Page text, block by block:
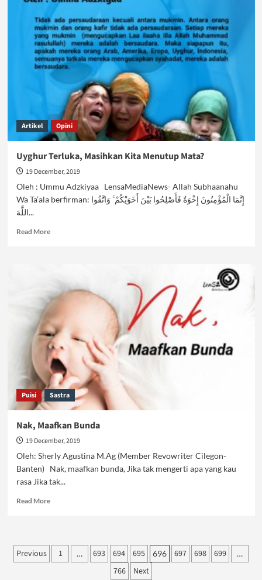
Masih
Menghantui
Negeri
Artikel Opini
Uyghur Terluka, Masihkan Kita Menutup Mata?
19 December, 2019
Oleh : Ummu Adzkiyaa LensaMediaNews- Allah Subhaanahu
Wa Ta’ala berfirman: إِنَّمَا الْمُؤْمِنُونَ إِخْوَةٌ فَأَصْلِحُوا بَيْنَ أَخَوَيْكُمْ ۚ وَاتَّقُوا
اللَّهَ...
Read MoreRead
Masihkan
Kita
Menutup
Mata?
Puisi Sastra
Nak, Maafkan Bunda
19 December, 2019
Oleh: Sherly Agustina M.Ag (Member Revowriter Cilegon-
Banten) Nak, maafkan bunda, Jika tak mengerti apa yang kau
rasa Jika tak...
Read MoreRead
Maafkan
Bunda
Posts
Previous 1 … 693 694 695 696 697 698 699 …
766 Next